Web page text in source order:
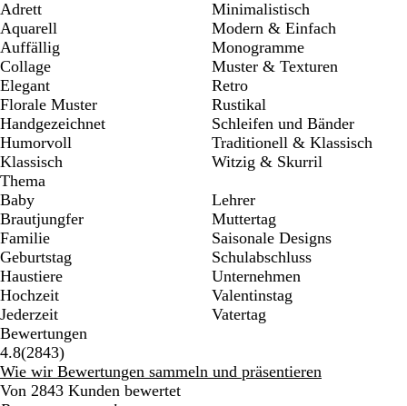
Adrett
Aquarell
Auffällig
Collage
Elegant
Florale Muster
Handgezeichnet
Humorvoll
Klassisch
Minimalistisch
Modern & Einfach
Monogramme
Muster & Texturen
Retro
Rustikal
Schleifen und Bänder
Traditionell & Klassisch
Witzig & Skurril
Thema
Baby
Brautjungfer
Familie
Geburtstag
Haustiere
Hochzeit
Jederzeit
Lehrer
Muttertag
Saisonale Designs
Schulabschluss
Unternehmen
Valentinstag
Vatertag
Bewertungen
4.8(28432843
Bewertungen
)
Wie wir Bewertungen sammeln und präsentieren
Von 2843 Kunden bewertet